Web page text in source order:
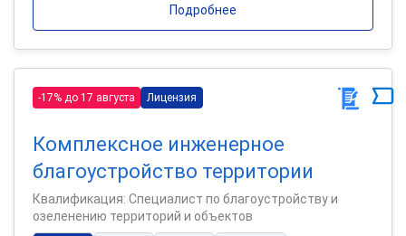
Подробнее
-17% до 17 августа Лицензия
Комплексное инженерное
благоустройство территории
Квалификация: Специалист по благоустройству и
озеленению территорий и объектов